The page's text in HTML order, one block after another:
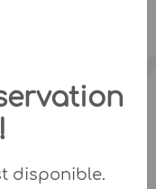
disponible.